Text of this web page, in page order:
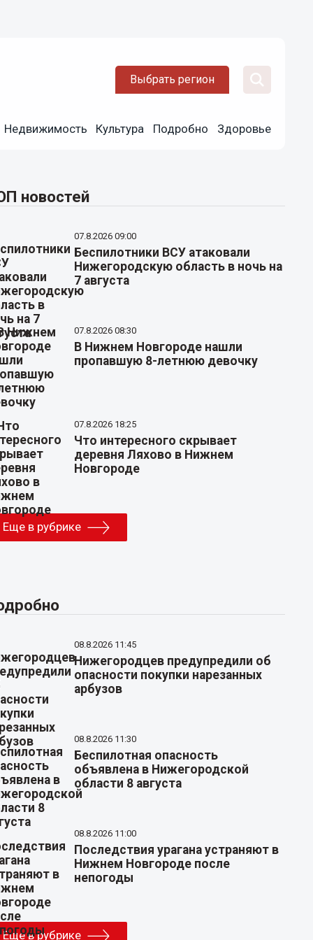
Выбрать регион
Недвижимость Культура Подробно Здоровье
новостей
07.8.2026 09:00
Беспилотники ВСУ атаковали
Нижегородскую область в ночь на
7 августа
07.8.2026 08:30
В Нижнем Новгороде нашли
пропавшую 8-летнюю девочку
07.8.2026 18:25
Что интересного скрывает
деревня Ляхово в Нижнем
Новгороде
Еще в рубрике
08.8.2026 11:45
Нижегородцев предупредили об
опасности покупки нарезанных
арбузов
08.8.2026 11:30
Беспилотная опасность
объявлена в Нижегородской
области 8 августа
08.8.2026 11:00
Последствия урагана устраняют в
Нижнем Новгороде после
непогоды
Еще в рубрике